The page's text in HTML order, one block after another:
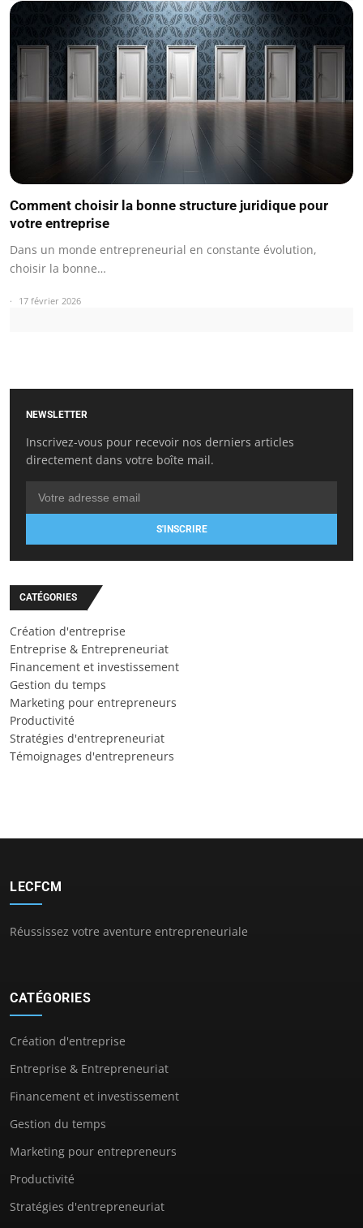
Comment choisir la bonne structure juridique pour
votre entreprise
Dans un monde entrepreneurial en constante évolution,
choisir la bonne…
17 février 2026
NEWSLETTER
Inscrivez-vous pour recevoir nos derniers articles
directement dans votre boîte mail.
S'INSCRIRE
CATÉGORIES
Création d'entreprise
Entreprise & Entrepreneuriat
Financement et investissement
Gestion du temps
Marketing pour entrepreneurs
Productivité
Stratégies d'entrepreneuriat
Témoignages d'entrepreneurs
LECFCM
Réussissez votre aventure entrepreneuriale
CATÉGORIES
Création d'entreprise
Entreprise & Entrepreneuriat
Financement et investissement
Gestion du temps
Marketing pour entrepreneurs
Productivité
Stratégies d'entrepreneuriat